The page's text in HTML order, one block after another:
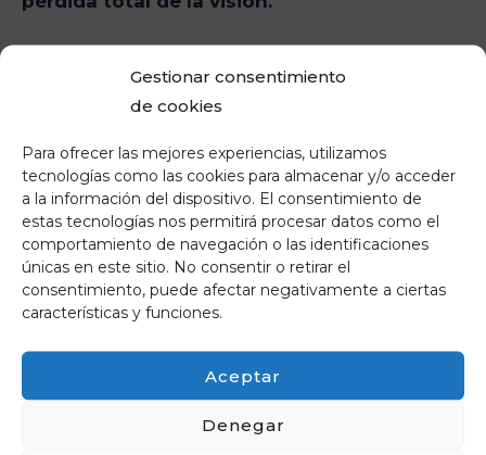
Gestionar consentimiento
de cookies
Para ofrecer las mejores experiencias, utilizamos
tecnologías como las cookies para almacenar y/o acceder
a la información del dispositivo. El consentimiento de
estas tecnologías nos permitirá procesar datos como el
comportamiento de navegación o las identificaciones
únicas en este sitio. No consentir o retirar el
consentimiento, puede afectar negativamente a ciertas
características y funciones.
Aceptar
Denegar
Como mejorar la visión con
cataratas
Afortunadamente, la cirugía de cataratas es un
procedimiento común y efectivo que puede
restaurar la visión. Durante la cirugía, se realiza
una pequeña incisión en el ojo y se extrae la
lente natural nublada. Luego, se coloca una
lente intraocular artificial en el ojo para
Se trata de una operación muy sencilla, con
en este proceso se utiliza anestesia local